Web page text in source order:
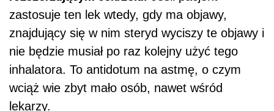
zastosuje ten lek wtedy, gdy ma objawy,
znajdujący się w nim steryd wyciszy te objawy i
nie będzie musiał po raz kolejny użyć tego
inhalatora. To antidotum na astmę, o czym
wciąż wie zbyt mało osób, nawet wśród
lekarzy.